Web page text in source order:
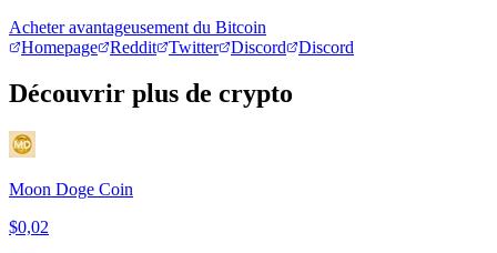
Acheter avantageusement du Bitcoin
Homepage
Reddit Twitter Discord Discord
Découvrir plus de crypto
Moon Doge Coin
$0,02